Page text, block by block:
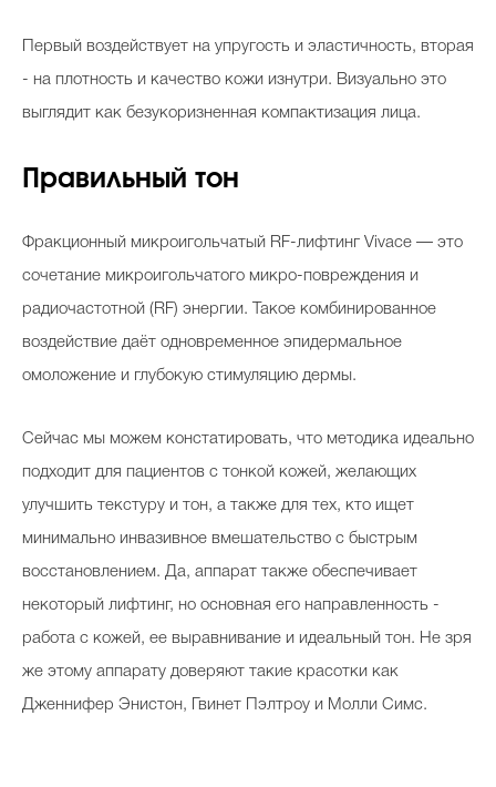
Первый воздействует на упругость и эластичность, вторая
- на плотность и качество кожи изнутри. Визуально это
выглядит как безукоризненная компактизация лица.
⁠Правильный тон
Фракционный микроигольчатый RF-лифтинг Vivace — это
сочетание микроигольчатого микро-повреждения и
радиочастотной (RF) энергии. Такое комбинированное
воздействие даёт одновременное эпидермальное
омоложение и глубокую стимуляцию дермы.
Сейчас мы можем констатировать, что методика идеально
подходит для пациентов с тонкой кожей, желающих
улучшить текстуру и тон, а также для тех, кто ищет
минимально инвазивное вмешательство с быстрым
восстановлением. Да, аппарат также обеспечивает
некоторый лифтинг, но основная его направленность -
работа с кожей, ее выравнивание и идеальный тон. Не зря
же этому аппарату доверяют такие красотки как
Дженнифер Энистон, Гвинет Пэлтроу и Молли Симс.